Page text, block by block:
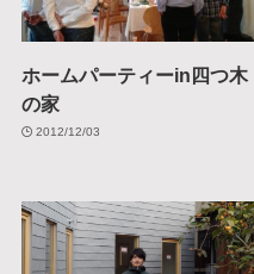
ホームパーティーin四つ木
の家
2012/12/03